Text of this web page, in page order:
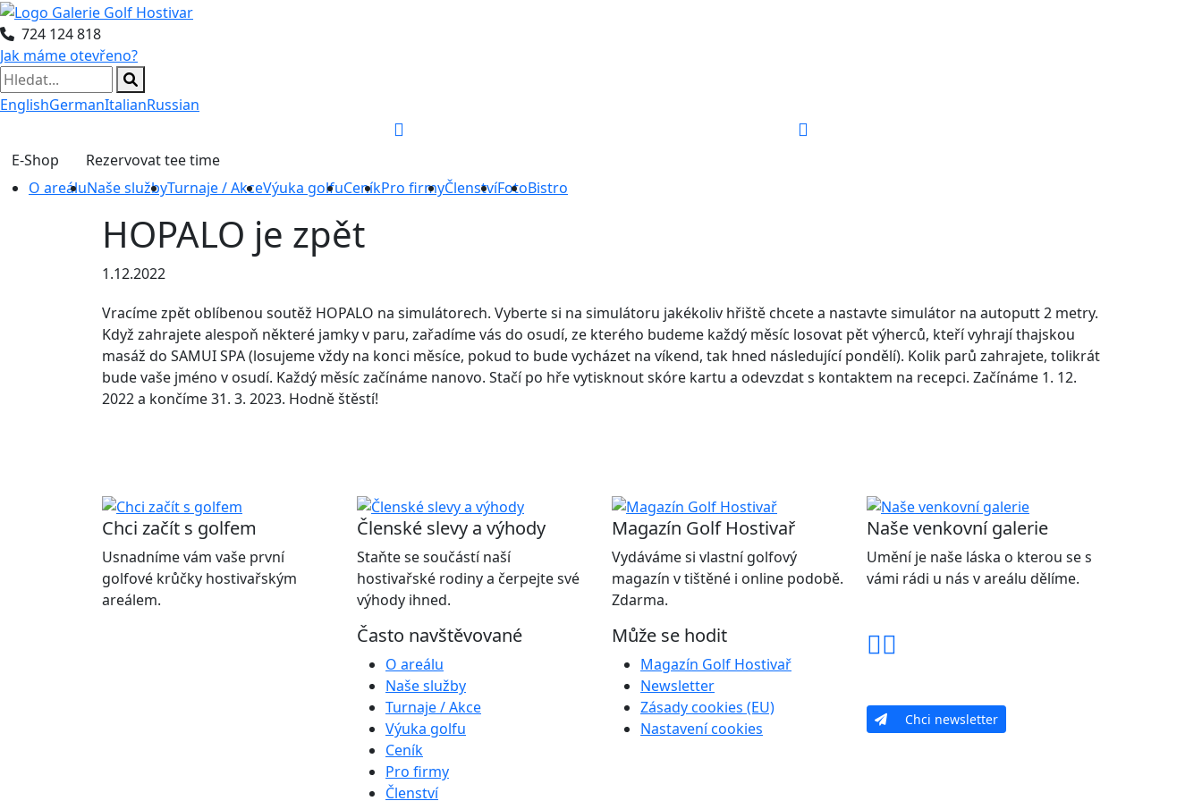
724 124 818
Jak máme otevřeno?
EnglishGermanItalianRussian
E-Shop
Rezervovat tee time
O areáluNaše službyTurnaje / AkceVýuka golfuCeníkPro firmyČlenstvíFotoBistro
HOPALO je zpět
1.12.2022
Vracíme zpět oblíbenou soutěž HOPALO na simulátorech. Vyberte si na simulátoru jakékoliv hřiště chcete a nastavte simulátor na autoputt 2 metry.
Když zahrajete alespoň některé jamky v paru, zařadíme vás do osudí, ze kterého budeme každý měsíc losovat pět výherců, kteří vyhrají thajskou
masáž do SAMUI SPA (losujeme vždy na konci měsíce, pokud to bude vycházet na víkend, tak hned následující pondělí). Kolik parů zahrajete, tolikrát
bude vaše jméno v osudí. Každý měsíc začínáme nanovo. Stačí po hře vytisknout skóre kartu a odevzdat s kontaktem na recepci. Začínáme 1. 12.
2022 a končíme 31. 3. 2023. Hodně štěstí!
Chci začít s golfem
Usnadníme vám vaše první
golfové krůčky hostivařským
areálem.
Členské slevy a výhody
Staňte se součástí naší
hostivařské rodiny a čerpejte své
výhody ihned.
Magazín Golf Hostivař
Vydáváme si vlastní golfový
magazín v tištěné i online podobě.
Zdarma.
Naše venkovní galerie
Umění je naše láska o kterou se s
vámi rádi u nás v areálu dělíme.
Často navštěvované
O areálu
Naše služby
Turnaje / Akce
Výuka golfu
Ceník
Pro firmy
Členství
Může se hodit
Magazín Golf Hostivař
Newsletter
Zásady cookies (EU)
Nastavení cookies
Chci newsletter